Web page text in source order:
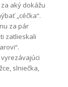
aký dokážu
„céčka“.
za pár
zatlieskali
slniečka,